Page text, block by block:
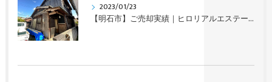
2023/01/23
【明石市】ご売却実績｜ヒロリアルエステート